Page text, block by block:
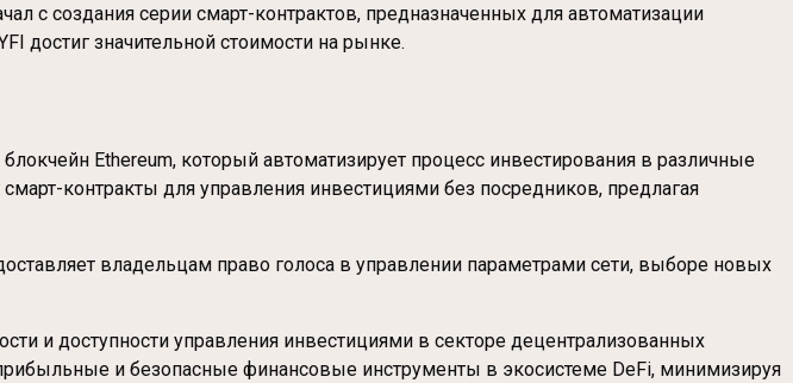
с создания серии смарт-контрактов, предназначенных для автоматизации
достиг значительной стоимости на рынке.
Ethereum, который автоматизирует процесс инвестирования в различные
контракты для управления инвестициями без посредников, предлагая
владельцам право голоса в управлении параметрами сети, выборе новых
и доступности управления инвестициями в секторе децентрализованных
и безопасные финансовые инструменты в экосистеме DeFi, минимизируя